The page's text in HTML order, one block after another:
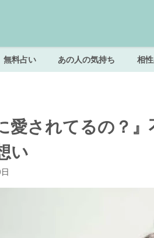
無料占い あの人の気持ち 相
愛されてるの？
い